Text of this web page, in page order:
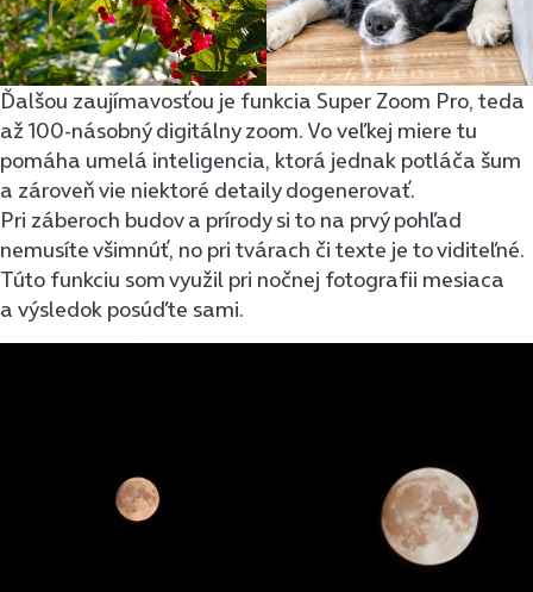
Ďalšou zaujímavosťou je funkcia Super Zoom Pro, teda
až 100-násobný digitálny zoom. Vo veľkej miere tu
pomáha umelá inteligencia, ktorá jednak potláča šum
a zároveň vie niektoré detaily dogenerovať.
Pri záberoch budov a prírody si to na prvý pohľad
nemusíte všimnúť, no pri tvárach či texte je to viditeľné.
Túto funkciu som využil pri nočnej fotografii mesiaca
a výsledok posúďte sami.